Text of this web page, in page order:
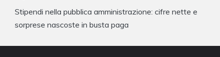
Stipendi nella pubblica amministrazione: cifre nette e
sorprese nascoste in busta paga